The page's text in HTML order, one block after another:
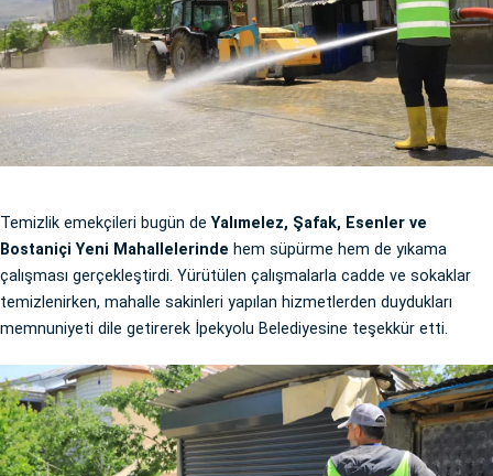
Temizlik emekçileri bugün deYalımelez, Şafak, Esenler ve
Bostaniçi Yeni Mahallelerinde hem süpürme hem de yıkama
çalışması gerçekleştirdi. Yürütülen çalışmalarla cadde ve sokaklar
temizlenirken, mahalle sakinleri yapılan hizmetlerden duydukları
memnuniyeti dile getirerek İpekyolu Belediyesine teşekkür etti.